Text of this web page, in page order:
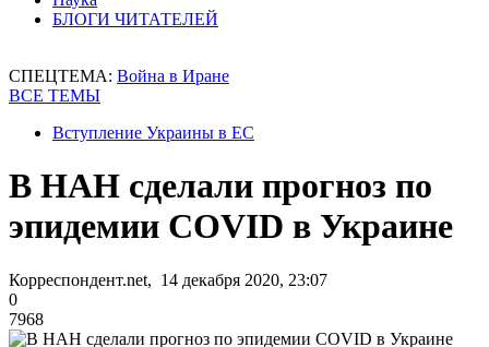
БЛОГИ ЧИТАТЕЛЕЙ
СПЕЦТЕМА: Война в Иране
ВСЕ ТЕМЫ
Вступление Украины в ЕС
В НАН сделали прогноз по
эпидемии COVID в Украине
Корреспондент.net, 14 декабря 2020, 23:07
0
7968